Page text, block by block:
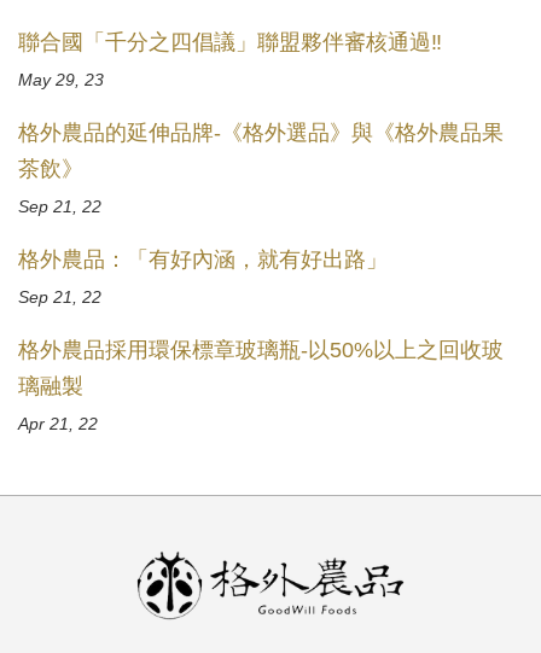
聯合國「千分之四倡議」聯盟夥伴審核通過‼️
May 29, 23
格外農品的延伸品牌-《格外選品》與《格外農品果
茶飲》
Sep 21, 22
格外農品：「有好內涵，就有好出路」
Sep 21, 22
格外農品採用環保標章玻璃瓶-以50%以上之回收玻
璃融製
Apr 21, 22